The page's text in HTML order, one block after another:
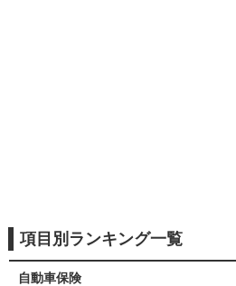
項目別ランキング一覧
自動車保険